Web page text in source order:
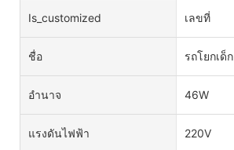
Is_customized เลขที่
ชื่อ รถโยกเด็ก
อำนาจ 46W
แรงดันไฟฟ้า 220V